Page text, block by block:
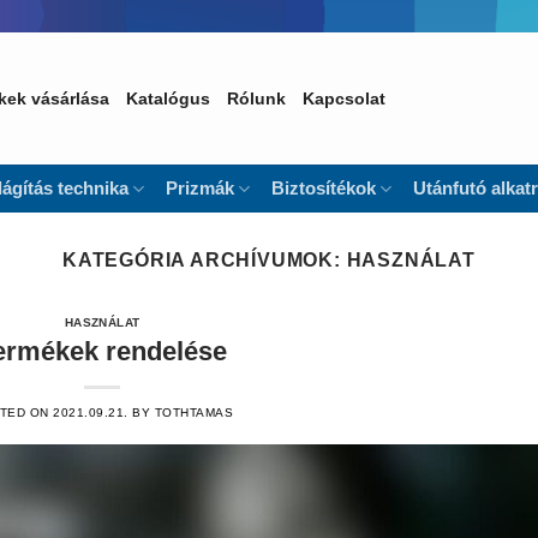
vásárlása
Katalógus Rólunk Kapcsolat
technika Prizmák Biztosítékok Utánfutó
KATEGÓRIA ARCHÍVUMOK: HASZNÁLAT
HASZNÁLAT
rendelése
ON2021.09.21. BY TOTHTAMAS